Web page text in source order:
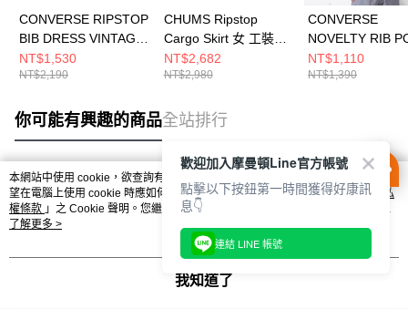
CONVERSE RIPSTOP
BIB DRESS VINTAGE
CARGO 吊帶裙 女 卡
其色 WCH677-X9V
NT$1,530
NT$2,190
CHUMS Ripstop
Cargo Skirt 女 工裝長
裙 黑色
CH181386K001
NT$2,682
NT$2,980
CONVERSE
NOVELTY RIB
TOTAL
短袖上衣
NT$1,110
NT$1,390
你可能有興趣的商品全站排行
熱門標籤
本網站中使用 cookie，欲查詢有關本網站使用 cookie 方式之詳情，及若您不希
望在電腦上使用 cookie 時應如何變更電腦的 cookie 設定，請參閱本網站「
隱私
權條款 」之 Cookie 聲明。您繼續使用本網站即表示您同意本公司得按本網站使
用條款之 Cookie 聲明使用 cookie。
了解更多 >
我知道了
歡迎加入摩曼頓Line官方帳號
點擊以下按鈕第一時間獲得好康訊
息👇
連結 LINE 帳號